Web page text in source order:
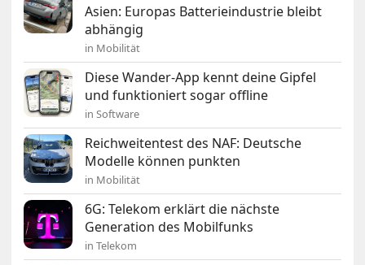
Asien: Europas Batterieindustrie bleibt
abhängig
in Mobilität
Diese Wander-App kennt deine Gipfel
und funktioniert sogar offline
in Software
Reichweitentest des NAF: Deutsche
Modelle können punkten
in Mobilität
6G: Telekom erklärt die nächste
Generation des Mobilfunks
in Telekom